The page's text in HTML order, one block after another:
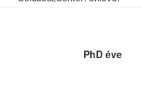
PhD éve